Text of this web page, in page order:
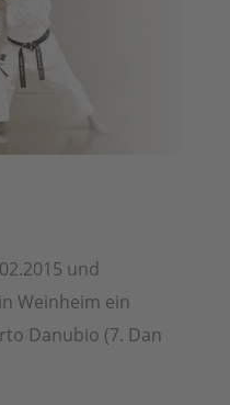
und
Weinheim ein
Danubio (7. Dan